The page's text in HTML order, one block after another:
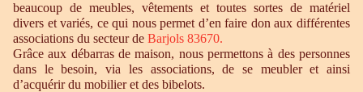
beaucoup de meubles, vêtements et toutes sortes de matériel
divers et variés, ce qui nous permet d’en faire don aux différentes
associations du secteur de Barjols 83670.
Grâce aux débarras de maison, nous permettons à des personnes
dans le besoin, via les associations, de se meubler et ainsi
d’acquérir du mobilier et des bibelots.